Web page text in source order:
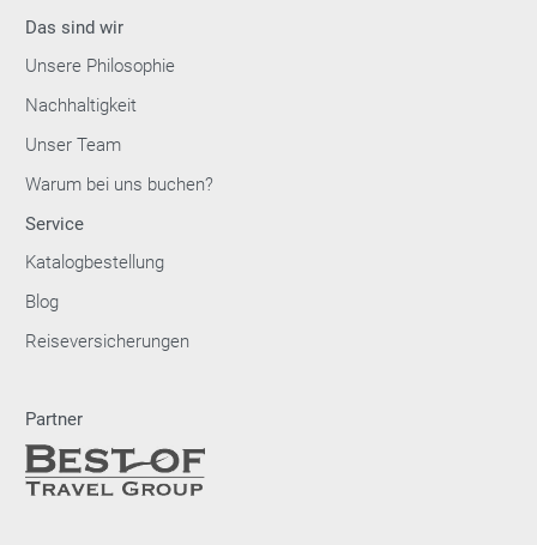
Das sind wir
Unsere Philosophie
Nachhaltigkeit
Unser Team
Warum bei uns buchen?
Service
Katalogbestellung
Blog
Reiseversicherungen
Partner